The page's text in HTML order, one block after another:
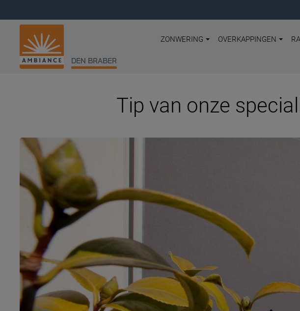
DEN BRABER
ZONWERING OVERKAPPINGEN
Tip van onze